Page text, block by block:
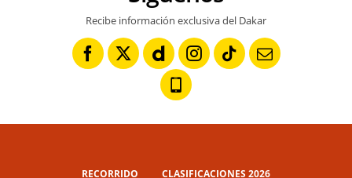
Recibe información exclusiva del Dakar
RECORRIDO CLASIFICACIONES 2026